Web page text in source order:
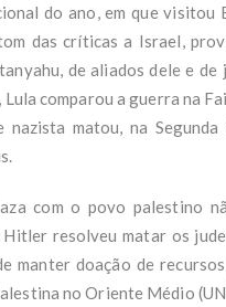
do ano, em que visitou
das críticas a Israel,
de aliados dele e de
comparou a guerra na
matou, na Segunda
com o povo palestino
resolveu matar os
manter doação de
no Oriente Médio